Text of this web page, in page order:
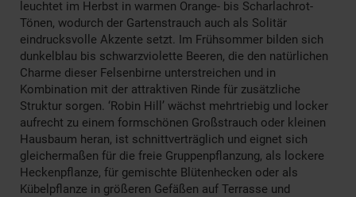
leuchtet im Herbst in warmen Orange- bis Scharlachrot-
Tönen, wodurch der Gartenstrauch auch als Solitär
eindrucksvolle Akzente setzt. Im Frühsommer bilden sich
dunkelblau bis schwarzviolette Beeren, die den natürlichen
Charme dieser Felsenbirne unterstreichen und in
Kombination mit der attraktiven Rinde für zusätzliche
Struktur sorgen. ‘Robin Hill’ wächst mehrtriebig und locker
aufrecht zu einem formschönen Großstrauch oder kleinen
Hausbaum heran, ist schnittverträglich und eignet sich
gleichermaßen für die freie Gruppenpflanzung, als lockere
Heckenpflanze, für gemischte Blütenhecken oder als
Kübelpflanze in größeren Gefäßen auf Terrasse und